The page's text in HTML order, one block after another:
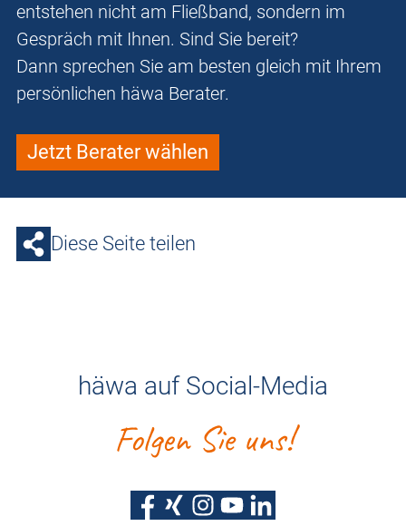
entstehen nicht am Fließband, sondern im
Gespräch mit Ihnen. Sind Sie bereit?
Dann sprechen Sie am besten gleich mit Ihrem
persönlichen häwa Berater.
Jetzt Berater wählen
Diese Seite teilen
häwa auf Social-Media
Folgen Sie uns!